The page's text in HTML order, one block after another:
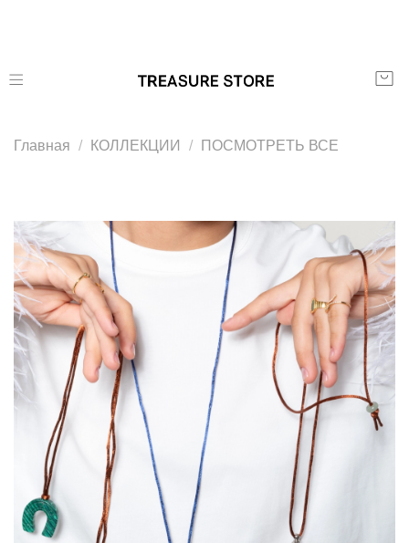
Главная КОЛЛЕКЦИИ ПОСМОТРЕТЬ ВСЕ